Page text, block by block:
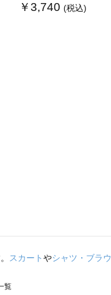
￥3,740 (税込)
スカートやシャツ・ブラ
覧